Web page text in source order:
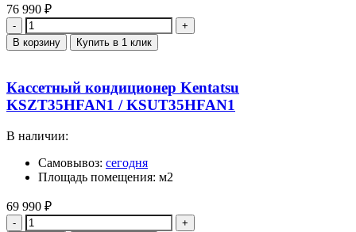
76 990 ₽
Количество
В корзину Купить в 1 клик
Кассетный кондиционер Kentatsu
KSZT35HFAN1 / KSUT35HFAN1
В наличии:
Самовывоз: сегодня
Площадь помещения: м2
69 990 ₽
Количество